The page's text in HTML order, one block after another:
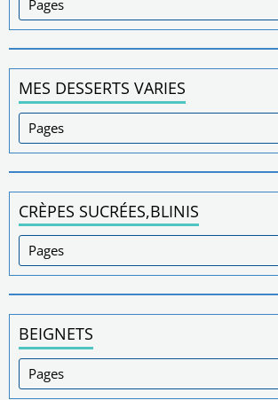
MES DESSERTS VARIES
CRÈPES SUCRÉES,BLINIS
BEIGNETS